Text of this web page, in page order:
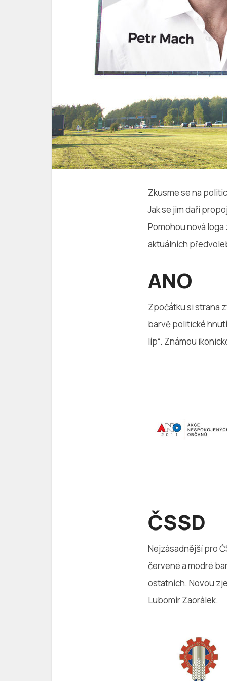
Zkusme se na
Jak se jim daří
Pomohou nová
aktuálních
ANO
Zpočátku si strana
barvě politické
líp“. Známou
ČSSD
Nejzásadnější pro
červené a modré
ostatních. Novou
Lubomír Zaorálek.